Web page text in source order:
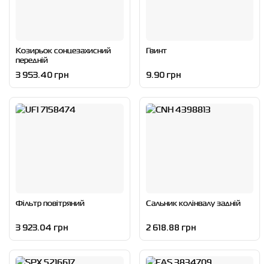
Козирьок сонцезахисний
передній
3 953.40 грн
Гвинт
9.90 грн
Фільтр повітряний
3 923.04 грн
Сальник колінвалу задній
2 618.88 грн